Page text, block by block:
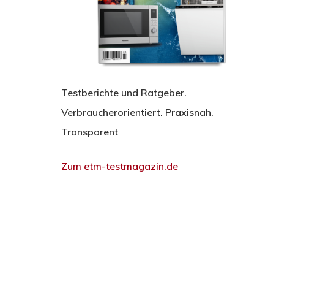
Testberichte und Ratgeber.
Verbraucherorientiert. Praxisnah.
Transparent
Zum etm-testmagazin.de